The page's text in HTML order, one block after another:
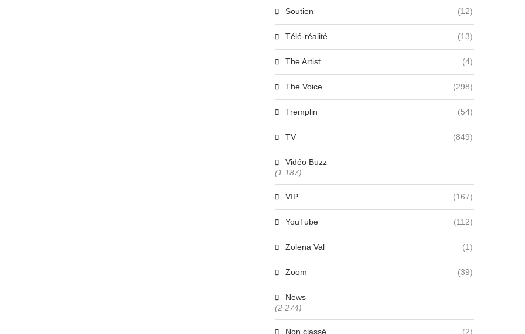
Soutien (12)
Télé-réalité (13)
The Artist (4)
The Voice (298)
Tremplin (54)
TV (849)
Vidéo Buzz
(1 187)
VIP (167)
YouTube (112)
Zolena Val (1)
Zoom (39)
News
(2 274)
Non classé (2)